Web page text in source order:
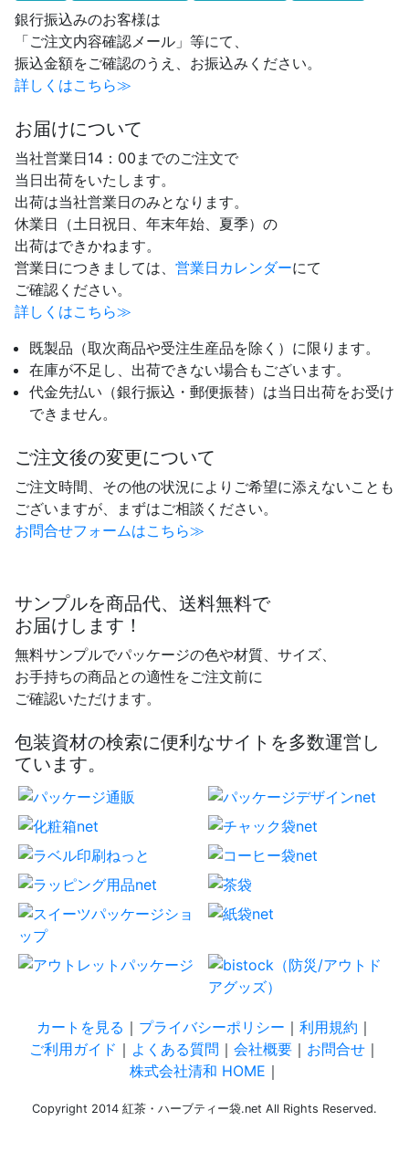
銀行振込みのお客様は
「ご注文内容確認メール」等にて、
振込金額をご確認のうえ、お振込みください。
詳しくはこちら≫
お届けについて
当社営業日14：00までのご注文で
当日出荷をいたします。
出荷は当社営業日のみとなります。
休業日（土日祝日、年末年始、夏季）の
出荷はできかねます。
営業日につきましては、 営業日カレンダーにて
ご確認ください。
詳しくはこちら≫
既製品（取次商品や受注生産品を除く）に限ります。
在庫が不足し、出荷できない場合もございます。
代金先払い（銀行振込・郵便振替）は当日出荷をお受け
できません。
ご注文後の変更について
ご注文時間、その他の状況によりご希望に添えないことも
ございますが、まずはご相談ください。
お問合せフォームはこちら≫
サンプルを商品代、送料無料で
お届けします！
無料サンプルでパッケージの色や材質、サイズ、
お手持ちの商品との適性をご注文前に
ご確認いただけます。
包装資材の検索に便利なサイトを多数運営し
ています。
カートを見る ｜ プライバシーポリシー ｜ 利用規約 ｜
ご利用ガイド ｜ よくある質問 ｜ 会社概要 ｜ お問合せ ｜
株式会社清和 HOME ｜
Copyright 2014 紅茶・ハーブティー袋.net All Rights Reserved.